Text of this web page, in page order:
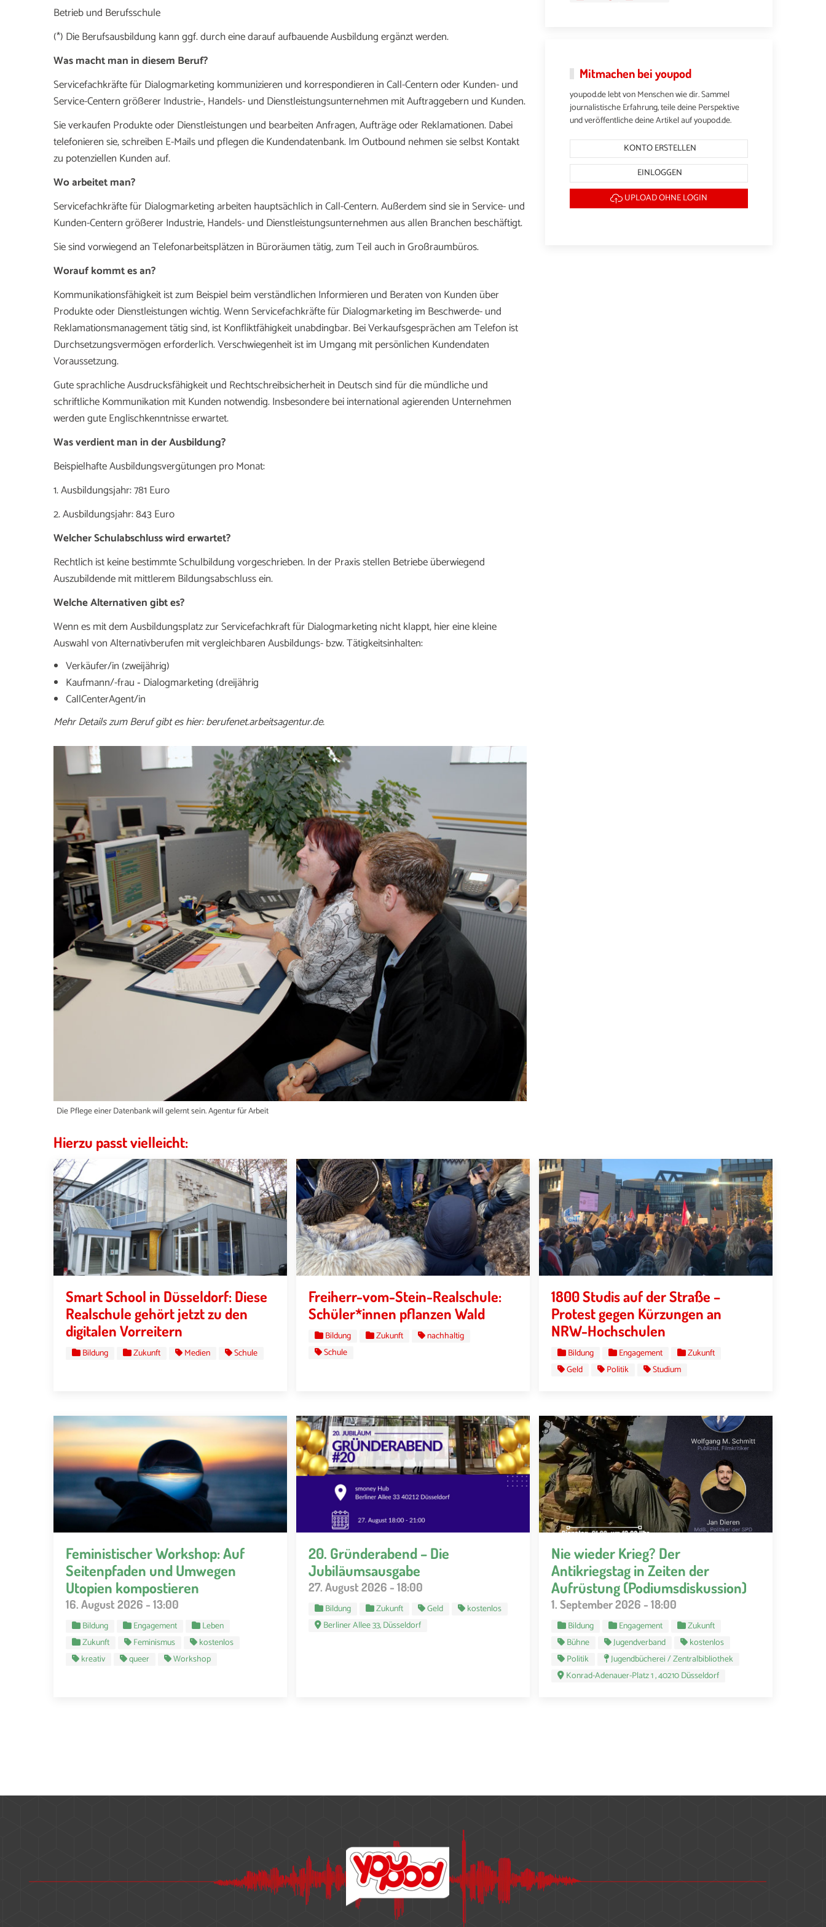
Betrieb und Berufsschule
(*) Die Berufsausbildung kann ggf. durch eine darauf aufbauende Ausbildung ergänzt werden.
Was macht man in diesem Beruf?
Servicefachkräfte für Dialogmarketing kommunizieren und korrespondieren in Call-Centern oder Kunden- und
Service-Centern größerer Industrie-, Handels- und Dienstleistungsunternehmen mit Auftraggebern und Kunden.
Sie verkaufen Produkte oder Dienstleistungen und bearbeiten Anfragen, Aufträge oder Reklamationen. Dabei
telefonieren sie, schreiben E-Mails und pflegen die Kundendatenbank. Im Outbound nehmen sie selbst Kontakt
zu potenziellen Kunden auf.
Wo arbeitet man?
Servicefachkräfte für Dialogmarketing arbeiten hauptsächlich in Call-Centern. Außerdem sind sie in Service- und
Kunden-Centern größerer Industrie, Handels- und Dienstleistungsunternehmen aus allen Branchen beschäftigt.
Sie sind vorwiegend an Telefonarbeitsplätzen in Büroräumen tätig, zum Teil auch in Großraumbüros.
Worauf kommt es an?
Kommunikationsfähigkeit ist zum Beispiel beim verständlichen Informieren und Beraten von Kunden über
Produkte oder Dienstleistungen wichtig. Wenn Servicefachkräfte für Dialogmarketing im Beschwerde- und
Reklamationsmanagement tätig sind, ist Konfliktfähigkeit unabdingbar. Bei Verkaufsgesprächen am Telefon ist
Durchsetzungsvermögen erforderlich. Verschwiegenheit ist im Umgang mit persönlichen Kundendaten
Voraussetzung.
Gute sprachliche Ausdrucksfähigkeit und Rechtschreibsicherheit in Deutsch sind für die mündliche und
schriftliche Kommunikation mit Kunden notwendig. Insbesondere bei international agierenden Unternehmen
werden gute Englischkenntnisse erwartet.
Was verdient man in der Ausbildung?
Beispielhafte Ausbildungsvergütungen pro Monat:
1. Ausbildungsjahr: 781 Euro
2. Ausbildungsjahr: 843 Euro
Welcher Schulabschluss wird erwartet?
Rechtlich ist keine bestimmte Schulbildung vorgeschrieben. In der Praxis stellen Betriebe überwiegend
Auszubildende mit mittlerem Bildungsabschluss ein.
Welche Alternativen gibt es?
Wenn es mit dem Ausbildungsplatz zur Servicefachkraft für Dialogmarketing nicht klappt, hier eine kleine
Auswahl von Alternativberufen mit vergleichbaren Ausbildungs- bzw. Tätigkeitsinhalten:
Verkäufer/in (zweijährig)
Kaufmann/-frau ‑ Dialogmarketing (dreijährig
CallCenterAgent/in
Mehr Details zum Beruf gibt es hier:berufenet.arbeitsagentur.de.
Die Pflege einer Datenbank will gelernt sein. Agentur für Arbeit
Mitmachen bei youpod
youpod.de lebt von Menschen wie dir. Sammel
journalistische Erfahrung, teile deine Perspektive
und veröffentliche deine Artikel auf youpod.de.
KONTO ERSTELLEN
EINLOGGEN
UPLOAD OHNE LOGIN
Hierzu passt vielleicht:
Smart School in Düsseldorf: Diese
Realschule gehört jetzt zu den
digitalen Vorreitern
Bildung Zukunft Medien Schule
Freiherr-vom-Stein-Realschule:
Schüler*innen pflanzen Wald
Bildung Zukunft
nachhaltig
Schule
1800 Studis auf der Straße –
Protest gegen Kürzungen an
NRW-Hochschulen
Bildung Engagement
Zukunft
Geld
Politik Studium
Feministischer Workshop: Auf
Seitenpfaden und Umwegen
Utopien kompostieren
16. August 2026 - 13:00
Bildung Engagement
Leben
Zukunft
Feminismus
kostenlos
kreativ
queer Workshop
20. Gründerabend – Die
Jubiläumsausgabe
27. August 2026 - 18:00
Bildung Zukunft Geld
kostenlos
Berliner Allee 33, Düsseldorf
Nie wieder Krieg? Der
Antikriegstag in Zeiten der
Aufrüstung (Podiumsdiskussion)
1. September 2026 - 18:00
Bildung Engagement
Zukunft
Bühne
Jugendverband
kostenlos
Politik
Jugendbücherei / Zentralbibliothek
Konrad-Adenauer-Platz 1 , 40210 Düsseldorf